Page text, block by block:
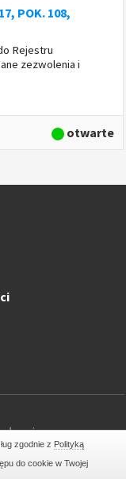
POK. 108,
Rejestru
zezwolenia i
otwarte
zgodnie z Polityką
do cookie w Twojej